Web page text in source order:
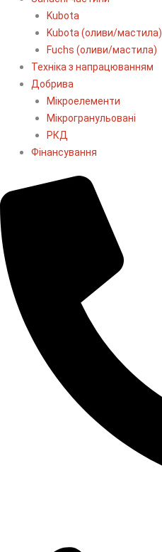
Kubota
Kubota (оливи/мастила)
Fuchs (оливи/мастила)
Техніка з напрацюванням
Добрива
Мікроелементи
Мікрогранульовані
РКД
Фінансування